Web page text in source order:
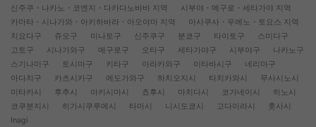
신주쿠・나카노・코엔지・다카다노바바 지역
시부야・메구로・세타가야 지역
카마타・시나가와・아키하바라・아오야마 지역
아사쿠사・우에노・토요스 지역
치요다구
쥬오구 미나토구 신주쿠구 분쿄구 타이토구
스미다구
고토구
시나가와구 메구로구 오타구 세타가야구 시부야구
나카노구
스기나미구
토시마구 키타구 아라카와구 이타바시구
네리마구
아다치구
카츠시카구 에도가와구 하치오지시 타치카와시
무사시노시
미타카시
후추시 아키시마시 쵸후시 마치다시 코가네이시
히노시
코쿠분지시
히가시쿠루메시 타마시 니시도쿄시 고다이라시
훗사시
Inagi